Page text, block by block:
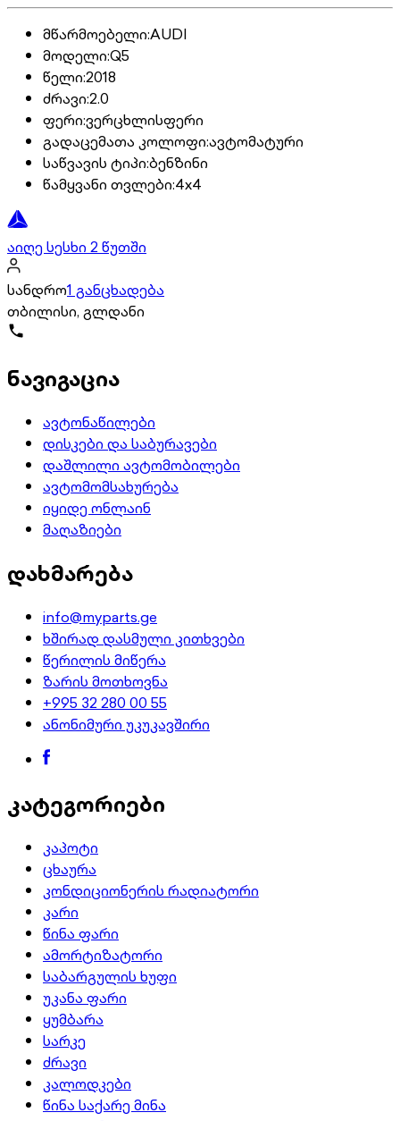
მწარმოებელი:AUDI
მოდელი:Q5
წელი:2018
ძრავი:2.0
ფერი:ვერცხლისფერი
გადაცემათა კოლოფი:ავტომატური
საწვავის ტიპი:ბენზინი
წამყვანი თვლები:4x4
აიღე სესხი 2 წუთში
სანდრო1 განცხადება
თბილისი, გლდანი
ნავიგაცია
ავტონაწილები
დისკები და საბურავები
დაშლილი ავტომობილები
ავტომომსახურება
იყიდე ონლაინ
მაღაზიები
დახმარება
info@myparts.ge
ხშირად დასმული კითხვები
წერილის მიწერა
ზარის მოთხოვნა
+995 32 280 00 55
ანონიმური უკუკავშირი
კატეგორიები
კაპოტი
ცხაურა
კონდიციონერის რადიატორი
კარი
წინა ფარი
ამორტიზატორი
საბარგულის ხუფი
უკანა ფარი
ყუმბარა
სარკე
ძრავი
კალოდკები
წინა საქარე მინა